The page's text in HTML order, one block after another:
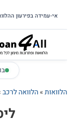
לתוכן
דלג לתוכן הראשי
אי-עמידה בפירעון
הלוואות»הלוואה לרכב